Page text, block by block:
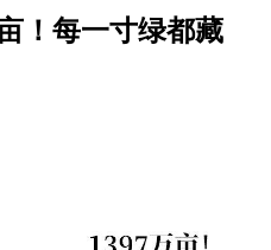
！每一寸绿都藏